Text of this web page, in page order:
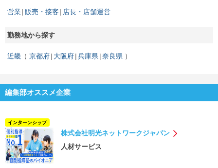
営業 販売・接客 店長・店舗運営
勤務地から探す
近畿 京都府 大阪府 兵庫県 奈良県
編集部オススメ企業
インターンシップ
株式会社明光ネットワークジャパン
人材サービス